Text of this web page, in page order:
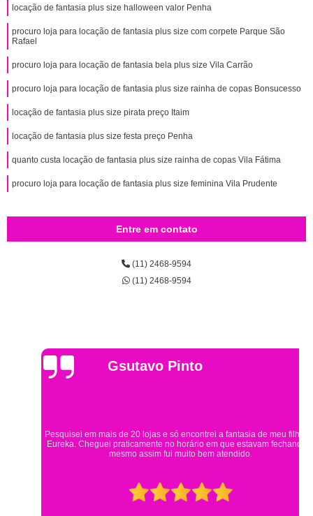
locação de fantasia plus size halloween valor Penha
procuro loja para locação de fantasia plus size com corpete Parque São
Rafael
procuro loja para locação de fantasia bela plus size Vila Carrão
procuro loja para locação de fantasia plus size rainha de copas Bonsucesso
locação de fantasia plus size pirata preço Itaim
locação de fantasia plus size festa preço Penha
quanto custa locação de fantasia plus size rainha de copas Vila Fátima
procuro loja para locação de fantasia plus size feminina Vila Prudente
Entre em contato
(11) 2468-9594
(11) 2468-9594
Gsutavo Pinto
Pesquisei em mais de 20 lojas e só encontrei a fantasia de meu filho na
Eureka. Cheguei praticamente no horário em que estavam fechando e
mesmo assim fui muito bem atendido.